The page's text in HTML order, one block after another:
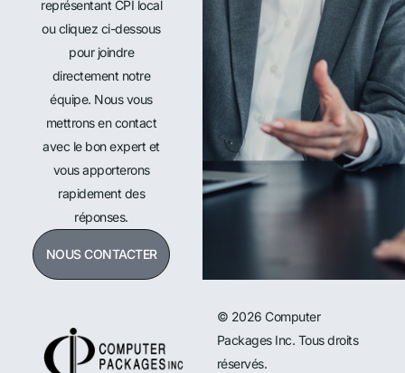
représentant CPI local
ou cliquez ci-dessous
pour joindre
directement notre
équipe. Nous vous
mettrons en contact
avec le bon expert et
vous apporterons
rapidement des
réponses.
NOUS CONTACTER
© 2026 Computer
Packages Inc. Tous droits
réservés.